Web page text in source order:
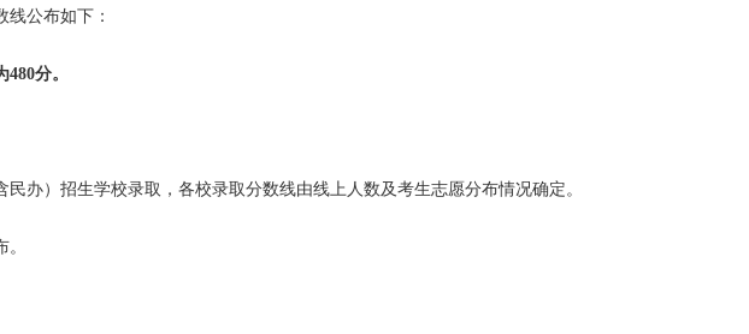
公布如下：
分。
办）招生学校录取，各校录取分数线由线上人数及考生志愿分布情况确定。